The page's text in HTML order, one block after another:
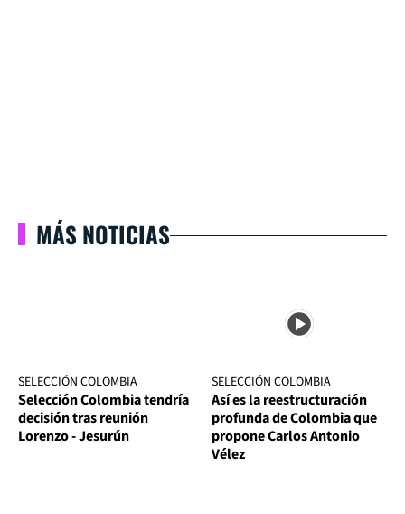
MÁS NOTICIAS
SELECCIÓN COLOMBIA
Selección Colombia tendría
decisión tras reunión
Lorenzo - Jesurún
SELECCIÓN COLOMBIA
Así es la reestructuración
profunda de Colombia que
propone Carlos Antonio
Vélez